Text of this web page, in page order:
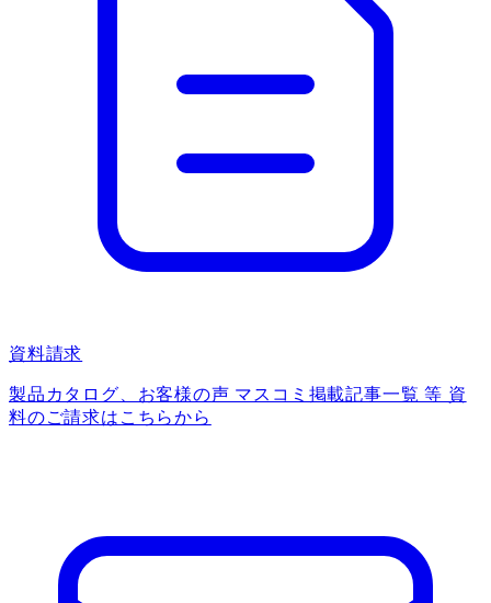
資料請求
製品カタログ、お客様の声 マスコミ掲載記事一覧 等 資
料のご請求はこちらから